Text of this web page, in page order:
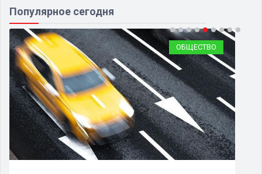
Популярное сегодня
ОБЩЕСТВО